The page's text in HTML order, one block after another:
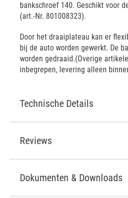
bankschroef 140. Geschikt voor
(art.-Nr. 801008323).
Door het draaiplateau kan er
bij de auto worden gewerkt. De
worden gedraaid.(Overige
inbegrepen, levering alleen
Technische Details
Reviews
Dokumenten & Downloads